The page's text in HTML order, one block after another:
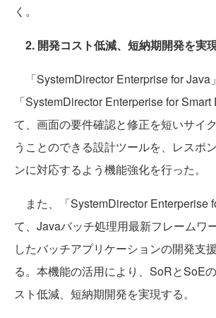
く。
2. 開発コスト低減、短納期開発を実
「SystemDirector Enterprise for Java」
「SystemDirector Enterperise for
て、画面の要件確認と修正を短いサイ
うことのできる設計ツールを、レスポ
ンに対応するよう機能強化を行った。
また、「SystemDirector Enterperise
て、Javaバッチ処理用最新フレームワ
したバッチアプリケーションの開発支
る。本機能の活用により、SoRとSoE
スト低減、短納期開発を実現する。